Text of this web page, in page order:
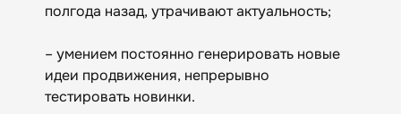
полгода назад, утрачивают актуальность;
– умением постоянно генерировать новые
идеи продвижения, непрерывно
тестировать новинки.